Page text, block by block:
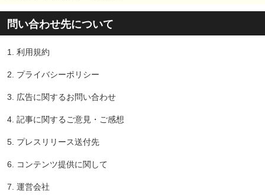
問い合わせ先について
1. 利用規約
2. プライバシーポリシー
3. 広告に関するお問い合わせ
4. 記事に関するご意見・ご感想
5. プレスリリース送付先
6. コンテンツ提供に関して
7. 運営会社